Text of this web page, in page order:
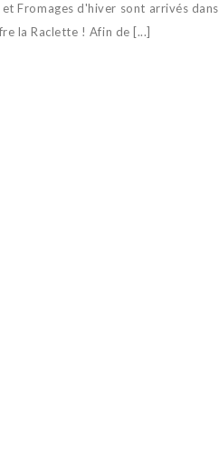
Fromages d'hiver sont arrivés dans
la Raclette ! Afin de [...]